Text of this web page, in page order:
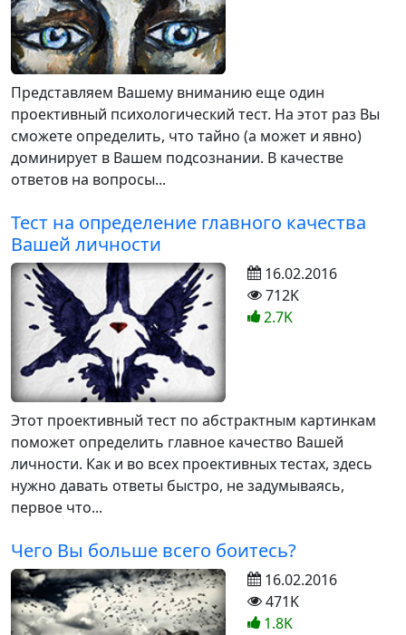
Представляем Вашему вниманию еще один
проективный психологический тест. На этот раз Вы
сможете определить, что тайно (а может и явно)
доминирует в Вашем подсознании. В качестве
ответов на вопросы...
Тест на определение главного качества
Вашей личности
Этот проективный тест по абстрактным картинкам
поможет определить главное качество Вашей
личности. Как и во всех проективных тестах, здесь
нужно давать ответы быстро, не задумываясь,
первое что...
16.02.2016
712K
2.7K
Чего Вы больше всего боитесь?
16.02.2016
471K
1.8K